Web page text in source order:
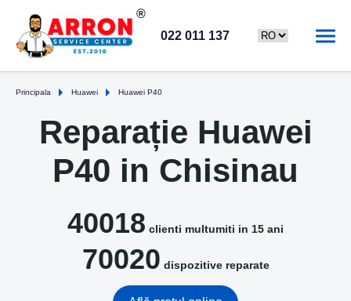
022 011 137
Principala Huawei Huawei P40
Reparație Huawei
P40 in Chisinau
40018 clienti multumiti in 15 ani
70020 dispozitive reparate